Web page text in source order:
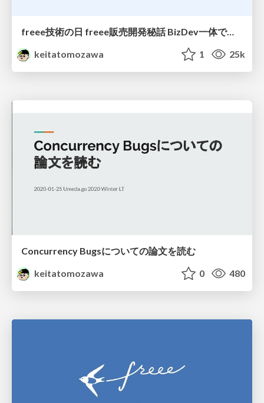
freee技術の日 freee販売開発秘話 BizDev一体で挑む新規プロダクト開発 / How was freee sales management developed
keitatomozawa
1 25k
Concurrency Bugsについての論文を読む
keitatomozawa
0 480